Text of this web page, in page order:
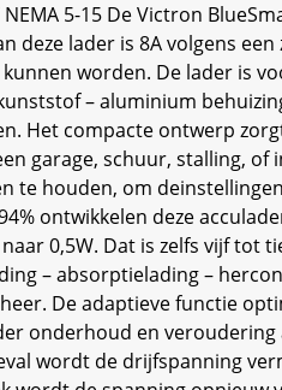
5-15 De Victron
deze lader is 8A volgens
worden. De lader is
– aluminium
Het compacte ontwerp
garage, schuur, stalling,
te houden, om
ontwikkelen deze
0,5W. Dat is zelfs vijf
– absorptielading –
De adaptieve functie
onderhoud en
wordt de drijfspanning